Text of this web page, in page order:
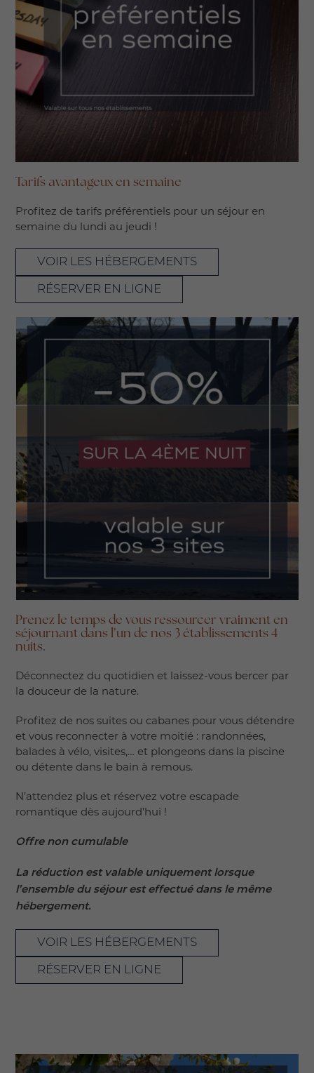
Tarifs avantageux en semaine
Profitez de tarifs préférentiels pour un séjour en
semaine du lundi au jeudi !
VOIR LES HÉBERGEMENTS
RÉSERVER EN LIGNE
Prenez le temps de vous ressourcer vraiment en
séjournant dans l’un de nos 3 établissements 4
nuits.
Déconnectez du quotidien et laissez-vous bercer par
la douceur de la nature.
Profitez de nos suites ou cabanes pour vous détendre
et vous reconnecter à votre moitié : randonnées,
balades à vélo, visites,… et plongeons dans la piscine
ou détente dans le bain à remous.
N’attendez plus et réservez votre escapade
romantique dès aujourd’hui !
Offre non cumulable
La réduction est valable uniquement lorsque
l’ensemble du séjour est effectué dans le même
hébergement.
VOIR LES HÉBERGEMENTS
RÉSERVER EN LIGNE